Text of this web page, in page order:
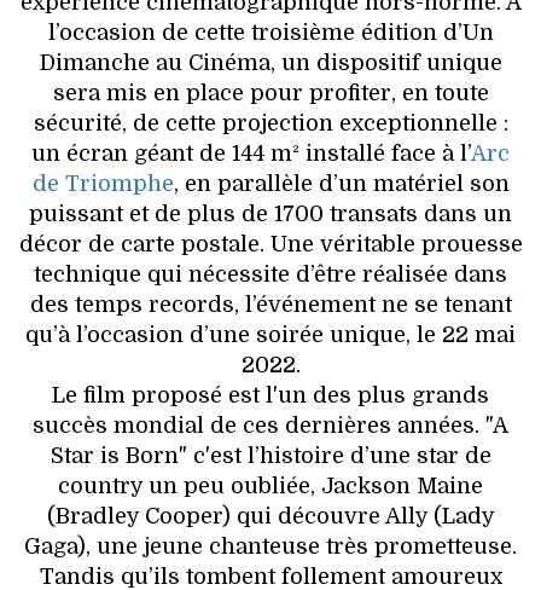
l’occasion de cette troisième édition d’Un
Dimanche au Cinéma, un dispositif unique
sera mis en place pour profiter, en toute
sécurité, de cette projection exceptionnelle :
un écran géant de 144 m² installé face à l’Arc
de Triomphe, en parallèle d’un matériel son
puissant et de plus de 1700 transats dans un
décor de carte postale. Une véritable prouesse
technique qui nécessite d’être réalisée dans
des temps records, l’événement ne se tenant
qu’à l’occasion d’une soirée unique, le 22 mai
2022.
Le film proposé est l'un des plus grands
succès mondial de ces dernières années. "A
Star is Born" c'est l’histoire d’une star de
country un peu oubliée, Jackson Maine
(Bradley Cooper) qui découvre Ally (Lady
Gaga), une jeune chanteuse très prometteuse.
Tandis qu’ils tombent follement amoureux